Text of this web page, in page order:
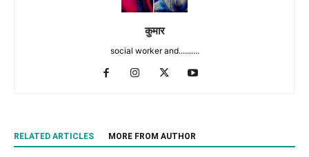
कुमार
social worker and..........
RELATED ARTICLES MORE FROM AUTHOR